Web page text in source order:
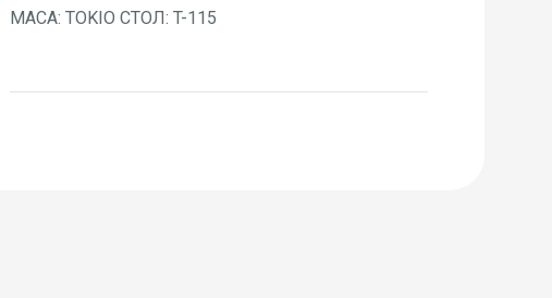
МАСА: TOKIO СТОЛ: T-115